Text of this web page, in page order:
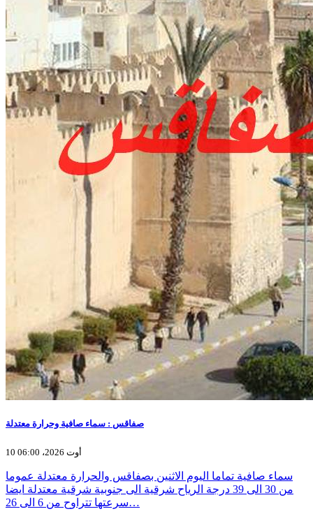
صفاقس : سماء صافية وحرارة معتدلة
10 أوت 2026، 06:00
سماء صافية تماما اليوم الاثنين بصفاقس والحرارة معتدلة عموما
من 30 الى 39 درجة الرياح شرقية الى جنوبية شرقية معتدلة ايضا
سرعتها تتراوح من 6 الى 26…